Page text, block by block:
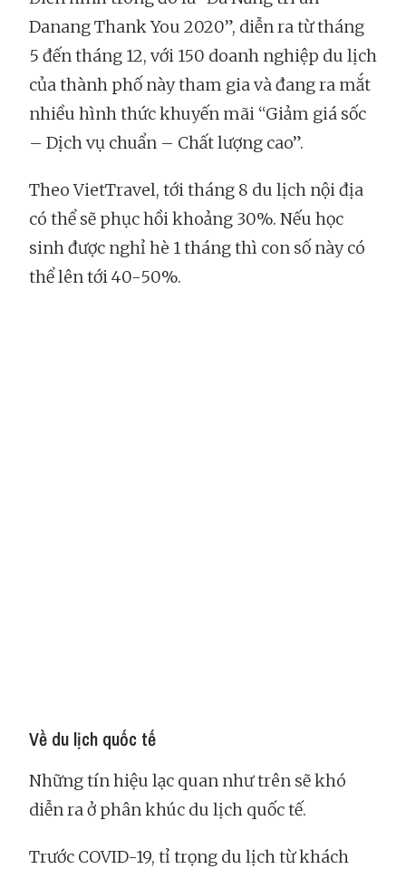
Danang Thank You 2020”, diễn ra từ tháng
5 đến tháng 12, với 150 doanh nghiệp du lịch
của thành phố này tham gia và đang ra mắt
nhiều hình thức khuyến mãi “Giảm giá sốc
– Dịch vụ chuẩn – Chất lượng cao”.
Theo VietTravel, tới tháng 8 du lịch nội địa
có thể sẽ phục hồi khoảng 30%. Nếu học
sinh được nghỉ hè 1 tháng thì con số này có
thể lên tới 40-50%.
Về du lịch quốc tế
Những tín hiệu lạc quan như trên sẽ khó
diễn ra ở phân khúc du lịch quốc tế.
Trước COVID-19, tỉ trọng du lịch từ khách